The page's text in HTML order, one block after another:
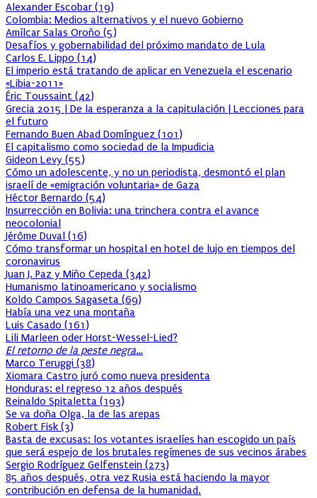
Alexander Escobar (19)
Colombia: Medios alternativos y el nuevo Gobierno
Amílcar Salas Oroño (5)
Desafíos y gobernabilidad del próximo mandato de Lula
Carlos E. Lippo (14)
El imperio está tratando de aplicar en Venezuela el escenario
«Libia-2011»
Éric Toussaint (42)
Grecia 2015 | De la esperanza a la capitulación | Lecciones para
el futuro
Fernando Buen Abad Domínguez (101)
El capitalismo como sociedad de la Impudicia
Gideon Levy (55)
Cómo un adolescente, y no un periodista, desmontó el plan
israelí de «emigración voluntaria» de Gaza
Héctor Bernardo (54)
Insurrección en Bolivia: una trinchera contra el avance
neocolonial
Jérôme Duval (16)
Cómo transformar un hospital en hotel de lujo en tiempos del
coronavirus
Juan J. Paz y Miño Cepeda (342)
Humanismo latinoamericano y socialismo
Koldo Campos Sagaseta (69)
Había una vez una montaña
Luis Casado (161)
Lili Marleen oder Horst-Wessel-Lied?
El retorno de la peste negra…
Marco Teruggi (38)
Xiomara Castro juró como nueva presidenta
Honduras: el regreso 12 años después
Reinaldo Spitaletta (193)
Se va doña Olga, la de las arepas
Robert Fisk (3)
Basta de excusas: los votantes israelíes han escogido un país
que será espejo de los brutales regímenes de sus vecinos árabes
Sergio Rodríguez Gelfenstein (273)
85 años después, otra vez Rusia está haciendo la mayor
contribución en defensa de la humanidad.